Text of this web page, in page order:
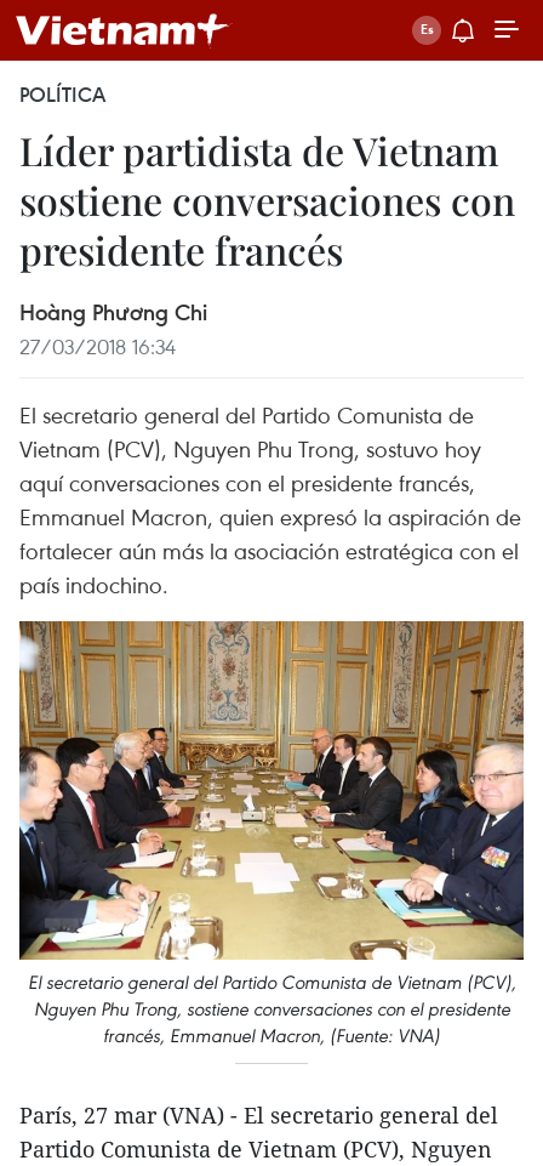
POLÍTICA
Líder partidista de Vietnam
sostiene conversaciones con
presidente francés
Hoàng Phương Chi
27/03/2018 16:34
El secretario general del Partido Comunista de
Vietnam (PCV), Nguyen Phu Trong, sostuvo hoy
aquí conversaciones con el presidente francés,
Emmanuel Macron, quien expresó la aspiración de
fortalecer aún más la asociación estratégica con el
país indochino.
El secretario general del Partido Comunista de Vietnam (PCV),
Nguyen Phu Trong, sostiene conversaciones con el presidente
francés, Emmanuel Macron, (Fuente: VNA)
París, 27 mar (VNA) - El secretario general del
Partido Comunista de Vietnam (PCV), Nguyen